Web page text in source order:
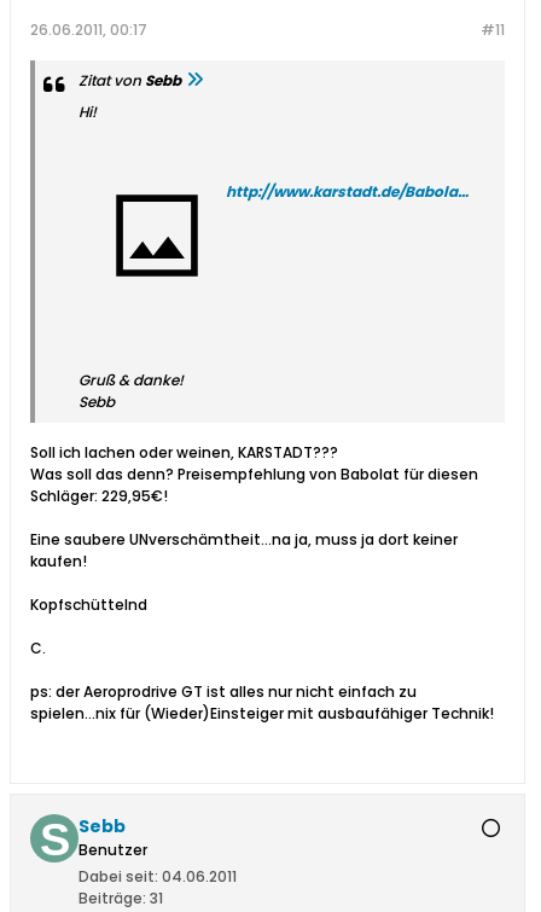
#11
26.06.2011, 00:17
Zitat von Sebb
Hi!
http://www.karstadt.de/Babolat/Tennisschlaeger-Aeropro-Drive/p/?pid=3603424&pfad=2973+865853+863992+890097
Gruß & danke!
Sebb
Soll ich lachen oder weinen, KARSTADT???
Was soll das denn? Preisempfehlung von Babolat für diesen
Schläger: 229,95€!
Eine saubere UNverschämtheit...na ja, muss ja dort keiner
kaufen!
Kopfschüttelnd
C.
ps: der Aeroprodrive GT ist alles nur nicht einfach zu
spielen...nix für (Wieder)Einsteiger mit ausbaufähiger Technik!
Sebb
Benutzer
Dabei seit: 04.06.2011
Beiträge: 31